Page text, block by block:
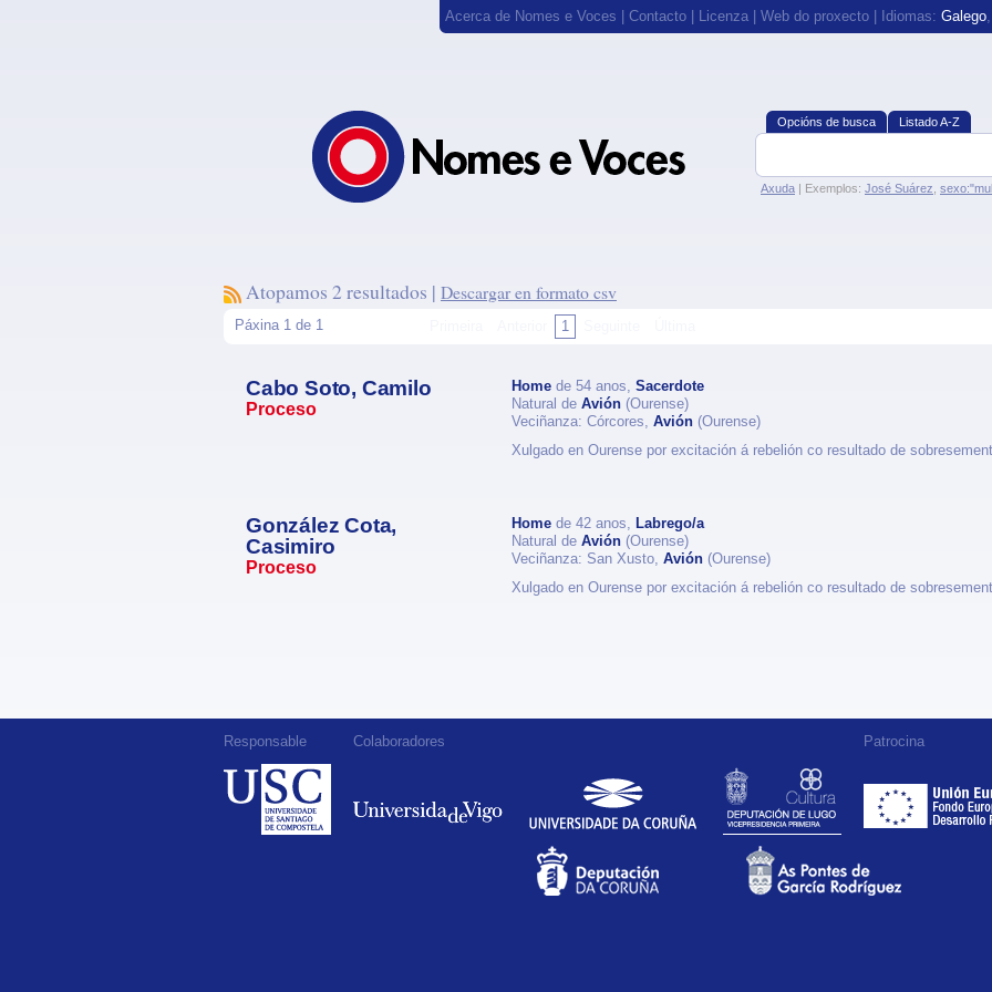
Acerca de Nomes e Voces Contacto Licenza Web do proxecto | Idiomas: Galego
Opcións de busca Listado A-Z
Axuda | Exemplos: José Suárez
Atopamos 2 resultados | Descargar en formato csv
Páxina 1 de 1 1
Cabo Soto, Camilo
Proceso
Home de 54 anos, Sacerdote
Natural de Avión (Ourense)
Veciñanza: Córcores, Avión (Ourense)
Xulgado en Ourense por excitación á rebelión co resultado de
González Cota,
Casimiro
Proceso
Home de 42 anos, Labrego/a
Natural de Avión (Ourense)
Veciñanza: San Xusto, Avión (Ourense)
Xulgado en Ourense por excitación á rebelión co resultado de
Responsable Colaboradores Patrocina